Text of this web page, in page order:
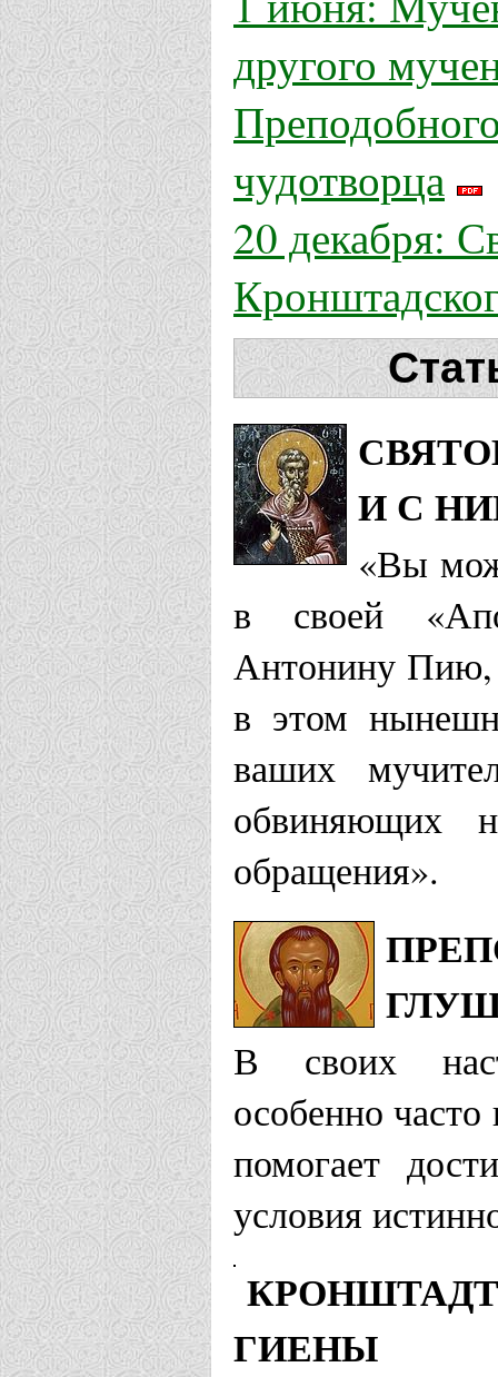
другого
чудотворца
20 декабря:
И С
«Вы
в своей
Антонину Пию,
в этом
ваших
обвиняющих
обращения».
В своих
особенно
помогает
условия
ГИЕНЫ